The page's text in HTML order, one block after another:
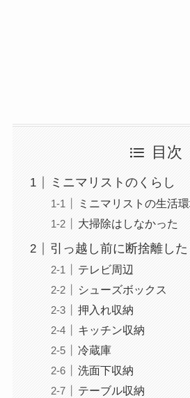
目次
ミニマリストのくらし
ミニマリストの生活
大掃除はしなかった
引っ越し前に断捨離し
テレビ周辺
シューズボックス
押入れ収納
キッチン収納
冷蔵庫
洗面下収納
テーブル収納